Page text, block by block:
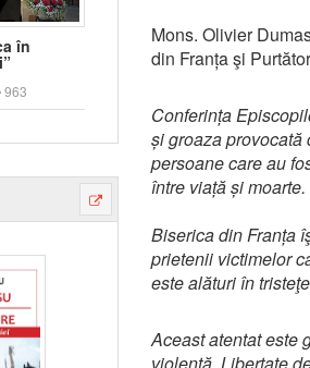
în
963
Mons. Olivier
din Franța şi
Conferința
și groaza provocată
persoane care au
între viață și moarte.
Biserica din Franța
prietenii victimelor
este alături în
Aceast atentat este
violență. Libertate